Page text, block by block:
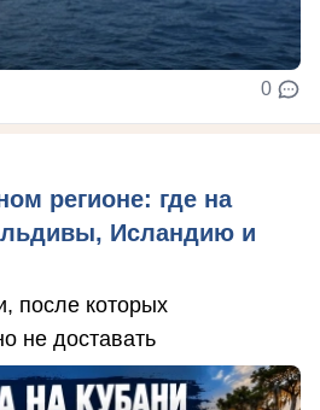
0
регионе: где на
Исландию и
после которых
не доставать